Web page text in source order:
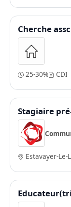
Cherche
25-30% CDI
Stagiaire
Estavayer-Le-